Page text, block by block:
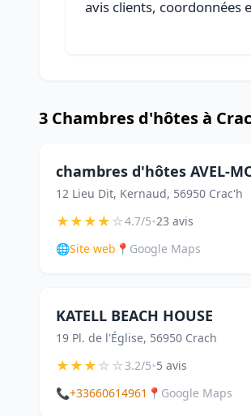
avis clients, coordonnées
3 Chambres d'hôtes à
chambres d'hôtes AVEL-
12 Lieu Dit, Kernaud, 56950 Crac'h
★★★★☆4.7/5•23 avis
🌐Site web 📍 Google Maps
KATELL BEACH HOUSE
19 Pl. de l'Église, 56950 Crach
★★★☆☆3.2/5•5 avis
📞+33660614961 📍 Google Maps